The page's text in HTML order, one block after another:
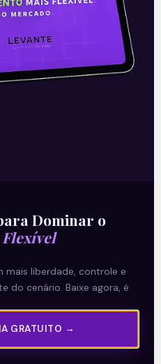
Dominar o
mais liberdade, controle e
do cenário. Baixe agora, é
GRATUITO →